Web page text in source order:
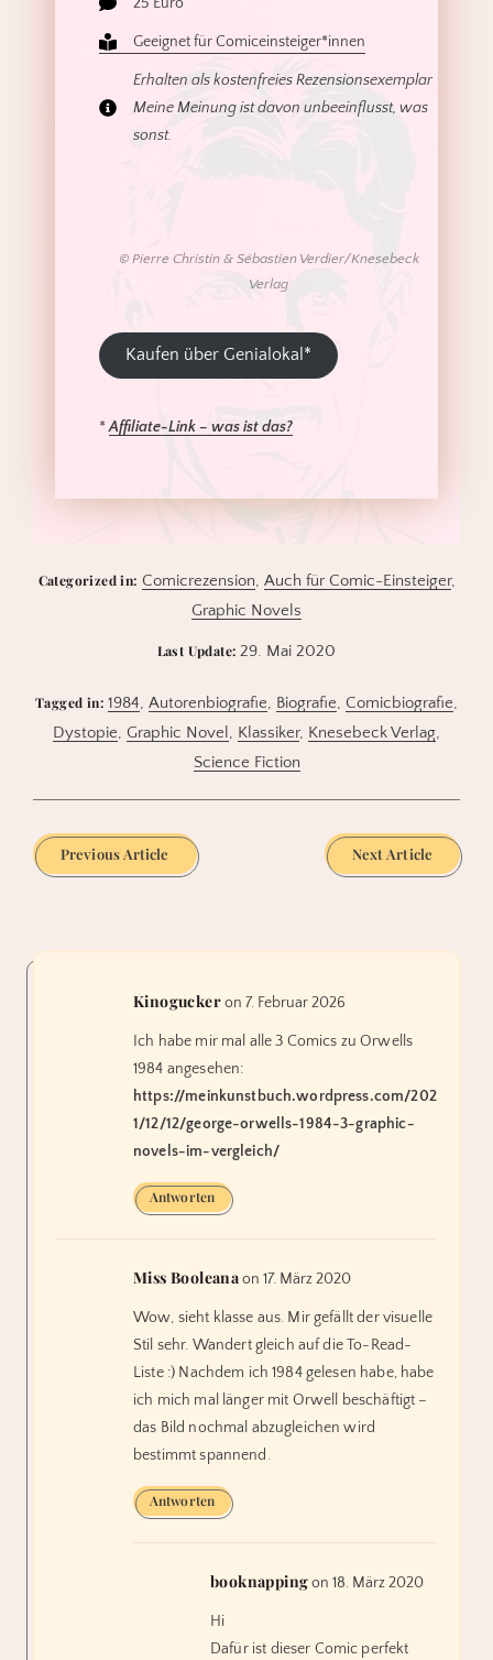
Geeignet für Comiceinsteiger*innen
Erhalten als kostenfreies Rezensionsexemplar
Meine Meinung ist davon unbeeinflusst, was
sonst.
© Pierre Christin & Sébastien Verdier/Knesebeck
Verlag
Kaufen über Genialokal*
*Affiliate-Link – was ist das?
Categorized in: Comicrezension, Auch für Comic-Einsteiger,
Graphic Novels
Last Update: 29. Mai 2020
Tagged in: 1984, Autorenbiografie, Biografie, Comicbiografie,
Dystopie, Graphic Novel , Klassiker, Knesebeck Verlag,
Science Fiction
Previous Article Next Article
Kinoguckeron 7. Februar 2026
Ich habe mir mal alle 3 Comics zu Orwells
1984 angesehen:
https://meinkunstbuch.wordpress.com/202
1/12/12/george-orwells-1984-3-graphic-
novels-im-vergleich/
Antworten
Miss Booleana on 17. März 2020
Wow, sieht klasse aus. Mir gefällt der visuelle
Stil sehr. Wandert gleich auf die To-Read-
Liste :) Nachdem ich 1984 gelesen habe, habe
ich mich mal länger mit Orwell beschäftigt –
das Bild nochmal abzugleichen wird
bestimmt spannend.
Antworten
booknapping on 18. März 2020
Hi
Dafür ist dieser Comic perfekt